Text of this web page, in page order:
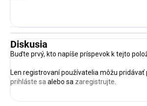
Diskusia
Buďte prvý, kto napíše príspevok k tejto
Len registrovaní používatelia môžu pridávať
prihláste saalebo sa zaregistrujte.